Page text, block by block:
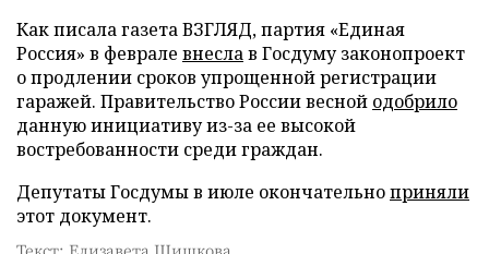
Как писала газета ВЗГЛЯД, партия «Единая
Россия» в феврале внеслав Госдуму законопроект
о продлении сроков упрощенной регистрации
гаражей. Правительство России весной одобрило
данную инициативу из-за ее высокой
востребованности среди граждан.
Депутаты Госдумы в июле окончательноприняли
этот документ.
Текст: Елизавета Шишкова